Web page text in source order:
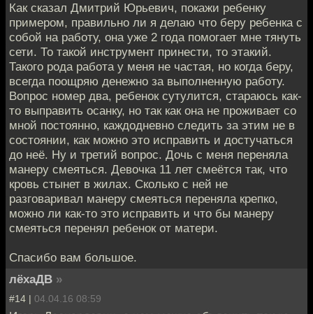
Как сказал Дмитрий Юрьевич, покажи ребенку
примером, правильно ли я делаю что беру ребенка с
собой на работу, она уже 2 года помогает мне тянуть
сети. То такой инструмент принести, то этакий.
Такого рода работа у меня не частая, но когда беру,
всегда поощряю денежно за выполненную работу.
Вопрос номер два, ребенок сутулится, стараюсь как-
то выправить осанку, но так как она не проживает со
мной постоянно, каждодневно следить за этим не в
состоянии, как можно это исправить и достучаться
до неё. Ну и третий вопрос. Дочь с меня переняла
манеру смеяться. Девочка 11 лет смеётся так, что
кровь стынет в жилах. Сколько с ней не
разговаривал манеру смеяться переняла крепко,
можно ли как-то это исправить и что бы манеру
смеяться перенял ребенок от матери.
Спасибо вам большое.
лёхаДВ »
#14 | 04.04.16 08:59